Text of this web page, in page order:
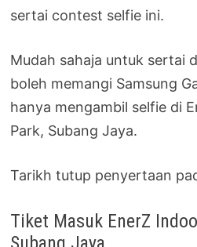
sertai contest selfie ini.
Mudah sahaja untuk sertai
boleh memangi Samsung
hanya mengambil selfie di
Park, Subang Jaya.
Tarikh tutup penyertaan
Tiket Masuk EnerZ